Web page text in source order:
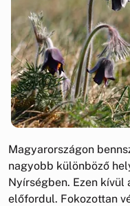
Magyarországon
nagyobb különböző
Nyírségben. Ezen kívül
előfordul. Fokozottan